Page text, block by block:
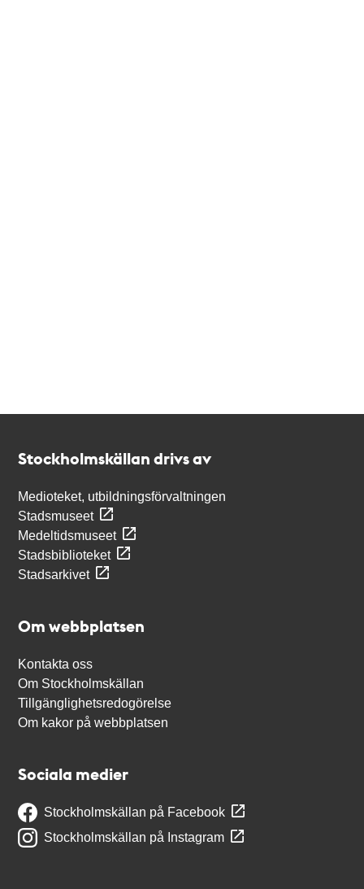
Stockholmskällan drivs av
Medioteket, utbildningsförvaltningen
Stadsmuseet
Medeltidsmuseet
Stadsbiblioteket
Stadsarkivet
Om webbplatsen
Kontakta oss
Om Stockholmskällan
Tillgänglighetsredogörelse
Om kakor på webbplatsen
Sociala medier
Stockholmskällan på Facebook
Stockholmskällan på Instagram